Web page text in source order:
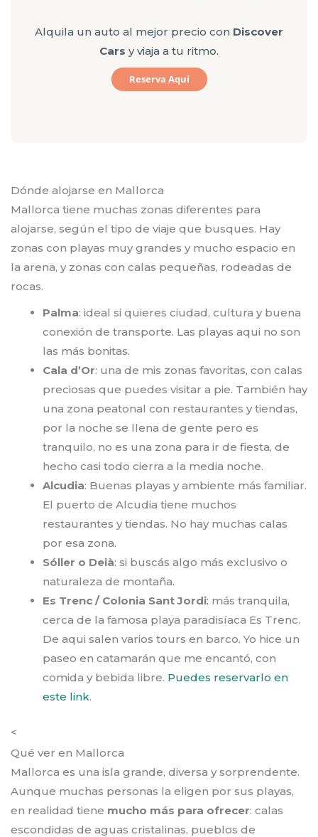
Alquila un auto al mejor precio con Discover
Cars y viaja a tu ritmo.
REserva Aquí
Dónde alojarse en Mallorca
Mallorca tiene muchas zonas diferentes para
alojarse, según el tipo de viaje que busques. Hay
zonas con playas muy grandes y mucho espacio en
la arena, y zonas con calas pequeñas, rodeadas de
rocas.
Palma: ideal si quieres ciudad, cultura y buena
conexión de transporte. Las playas aqui no son
las más bonitas.
Cala d’Or: una de mis zonas favoritas, con calas
preciosas que puedes visitar a pie. También hay
una zona peatonal con restaurantes y tiendas,
por la noche se llena de gente pero es
tranquilo, no es una zona para ir de fiesta, de
hecho casi todo cierra a la media noche.
Alcudia: Buenas playas y ambiente más familiar.
El puerto de Alcudia tiene muchos
restaurantes y tiendas. No hay muchas calas
por esa zona.
Sóller o Deià: si buscás algo más exclusivo o
naturaleza de montaña.
Es Trenc / Colonia Sant Jordi: más tranquila,
cerca de la famosa playa paradisíaca Es Trenc.
De aqui salen varios tours en barco. Yo hice un
paseo en catamarán que me encantó, con
comida y bebida libre. Puedes reservarlo en
este link.
<
Qué ver en Mallorca
Mallorca es una isla grande, diversa y sorprendente.
Aunque muchas personas la eligen por sus playas,
en realidad tiene mucho más para ofrecer: calas
escondidas de aguas cristalinas, pueblos de